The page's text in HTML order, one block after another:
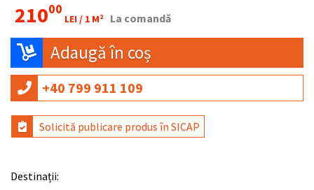
21000
LEI / 1 M² La comandă
Adaugă în coș
+40 799 911 109
Solicită publicare produs în SICAP
Destinații: